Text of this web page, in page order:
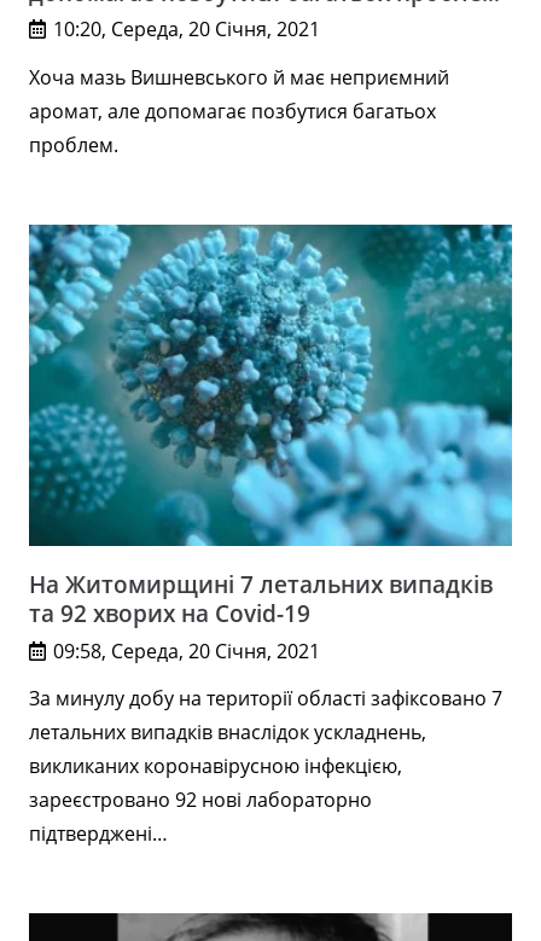
10:20, Середа, 20 Січня, 2021
Хоча мазь Вишневського й має неприємний
аромат, але допомагає позбутися багатьох
проблем.
На Житомирщині 7 летальних випадків
та 92 хворих на Covid-19
09:58, Середа, 20 Січня, 2021
За минулу добу на території області зафіксовано 7
летальних випадків внаслідок ускладнень,
викликаних коронавірусною інфекцією,
зареєстровано 92 нові лабораторно
підтверджені…